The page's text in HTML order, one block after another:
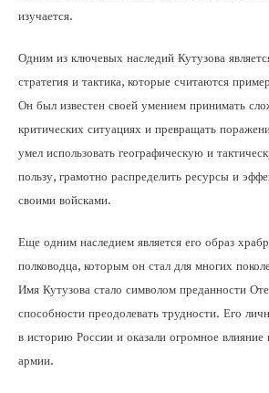
изучается.
Одним из ключевых наследий Кутузова
стратегия и тактика, которые считаются
Он был известен своей умением принимать
критических ситуациях и превращать
умел использовать географическую и
пользу, грамотно распределить ресурсы и
своими войсками.
Еще одним наследием является его образ
полководца, которым он стал для многих
Имя Кутузова стало символом преданности
способности преодолевать трудности. Его
в историю России и оказали огромное влияние
армии.